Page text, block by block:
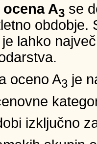
A3 se
obdobje.
lahko
oceno A3 je
izključno